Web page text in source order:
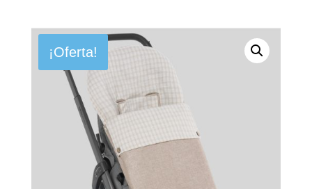
¡Oferta!